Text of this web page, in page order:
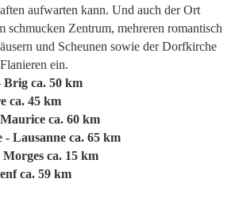
aufwarten kann. Und auch der Ort
schmucken Zentrum, mehreren romantisch
und Scheunen sowie der Dorfkirche
ein.
Brig ca. 50 km
ca. 45 km
ca. 60 km
- Lausanne ca. 65 km
ca. 15 km
ca. 59 km